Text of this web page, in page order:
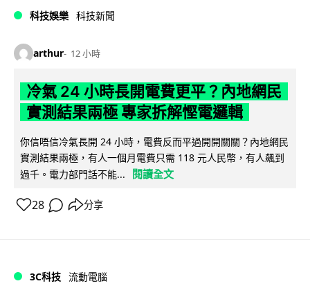
科技娛樂 科技新聞
arthur 12 小時
冷氣 24 小時長開電費更平？內地網民
實測結果兩極 專家拆解慳電邏輯
你信唔信冷氣長開 24 小時，電費反而平過開開關關？內地網民
實測結果兩極，有人一個月電費只需 118 元人民幣，有人飆到
過千。電力部門話不能...
閱讀全文
28 分享
3C科技 流動電腦